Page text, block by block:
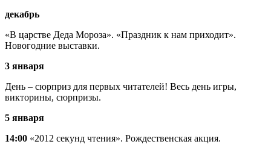
декабрь
«В царстве Деда Мороза». «Праздник к нам приходит».
Новогодние выставки.
3 января
День – сюрприз для первых читателей! Весь день игры,
викторины, сюрпризы.
5 января
14:00 «2012 секунд чтения». Рождественская акция.